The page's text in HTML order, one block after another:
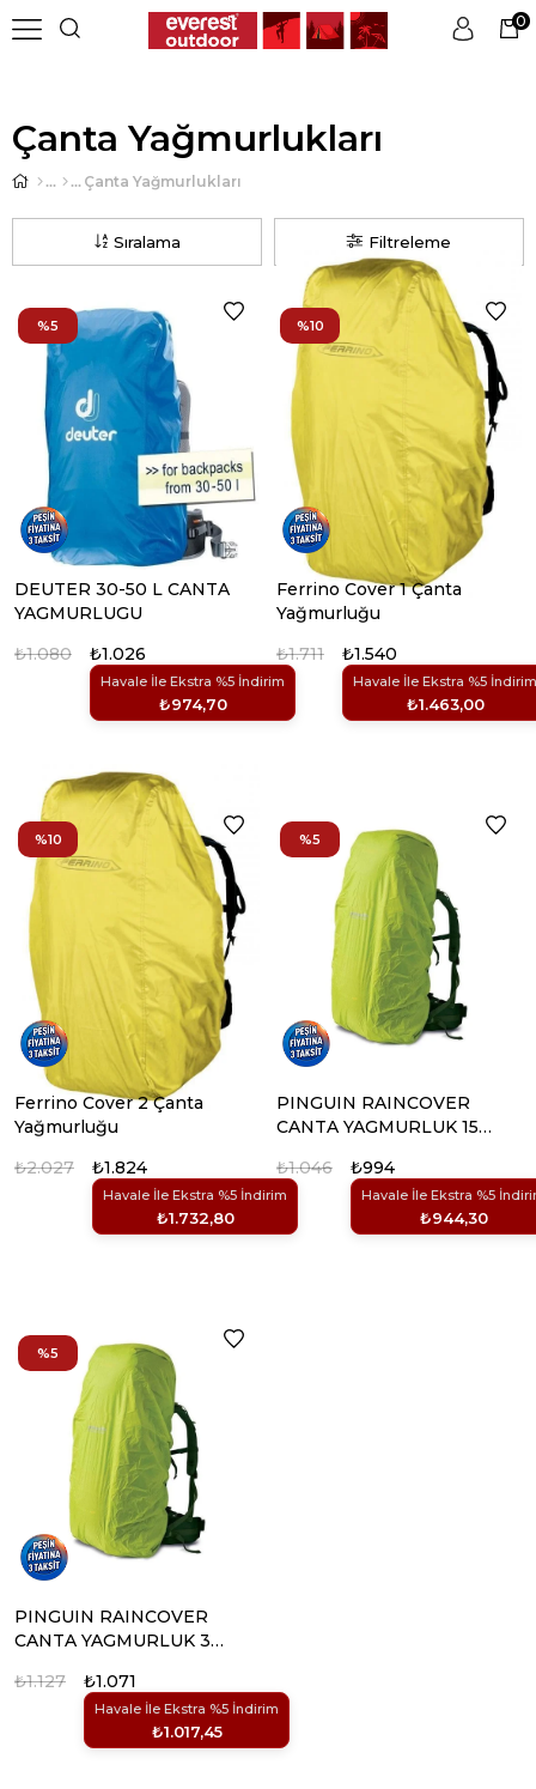
0
Çanta Yağmurlukları
Çanta Yağmurlukları
Filtreleme
Sıralama
DEUTER 30-50 L CANTA
YAGMURLUGU
₺1.026
Havale İle Ekstra %5 İndirim
₺974,70
₺1.080
%5
Ferrino Cover 1 Çanta
Yağmurluğu
₺1.540
Havale İle Ekstra %5 İndirim
₺1.463,00
₺1.711
%10
Ferrino Cover 2 Çanta
Yağmurluğu
₺1.824
Havale İle Ekstra %5 İndirim
₺1.732,80
₺2.027
%10
PINGUIN RAINCOVER
CANTA YAGMURLUK 15-
₺994
Havale İle Ekstra %5
₺944,30
₺1.046
%5
PINGUIN RAINCOVER
CANTA YAGMURLUK 35-
₺1.071
Havale İle Ekstra %5 İndirim
₺1.017,45
₺1.127
%5